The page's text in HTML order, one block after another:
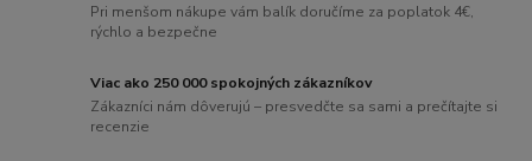
Pri menšom nákupe vám balík doručíme za poplatok 4€,
rýchlo a bezpečne
Viac ako 250 000 spokojných zákazníkov
Zákazníci nám dôverujú – presvedčte sa sami a prečítajte si
recenzie